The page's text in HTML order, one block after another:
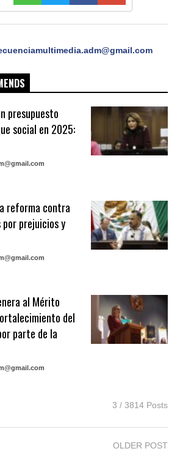
presupuesto
social en 2025:
reforma contra
prejuicios y
al Mérito
del
parte de la
3 / 3814 Posts
OLDER POST